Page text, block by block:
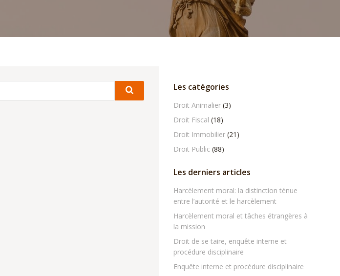
Les catégories
Droit Animalier(3)
Droit Fiscal (18)
Droit Immobilier(21)
Droit Public (88)
Les derniers articles
Harcèlement moral: la distinction ténue
entre l’autorité et le harcèlement
Harcèlement moral et tâches étrangères à
la mission
Droit de se taire, enquête interne et
procédure disciplinaire
Enquête interne et procédure disciplinaire